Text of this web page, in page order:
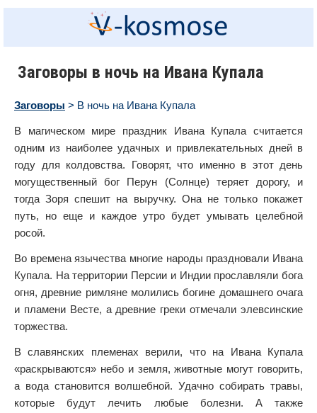
Заговоры в ночь на Ивана Купала
Заговоры > В ночь на Ивана Купала
В магическом мире праздник Ивана Купала считается
одним из наиболее удачных и привлекательных дней в
году для колдовства. Говорят, что именно в этот день
могущественный бог Перун (Солнце) теряет дорогу, и
тогда Зоря спешит на выручку. Она не только покажет
путь, но еще и каждое утро будет умывать целебной
росой.
Во времена язычества многие народы праздновали Ивана
Купала. На территории Персии и Индии прославляли бога
огня, древние римляне молились богине домашнего очага
и пламени Весте, а древние греки отмечали элевсинские
торжества.
В славянских племенах верили, что на Ивана Купала
«раскрываются» небо и земля, животные могут говорить,
а вода становится волшебной. Удачно собирать травы,
которые будут лечить любые болезни. А также